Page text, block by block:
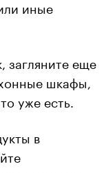
иные
загляните еще
шкафы,
уже есть.
в